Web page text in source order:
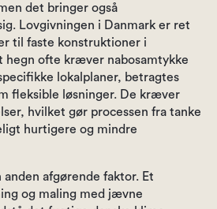
det bringer også
Lovgivningen i Danmark er ret
til faste konstruktioner i
hegn ofte kræver nabosamtykke
lokalplaner, betragtes
fleksible løsninger. De kræver
hvilket gør processen fra tanke
hurtigere og mindre
afgørende faktor. Et
og maling med jævne